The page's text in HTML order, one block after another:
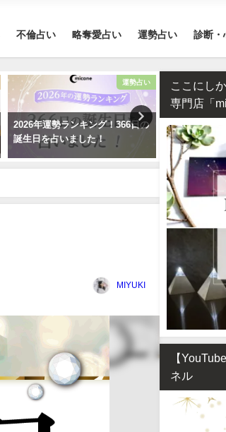
不倫占い 略奪愛占い 運勢占い 診断・
運勢占い
2026年運勢ランキング！366日の
誕生日を占いました！
タロット占
る？彼氏は
します！
MIYUKI
ここにし
専門店「
【
ネル